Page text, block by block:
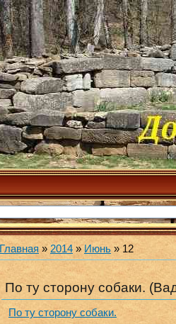
Главная » 2014 » Июнь » 12
По ту сторону собаки.
По ту сторону собаки.